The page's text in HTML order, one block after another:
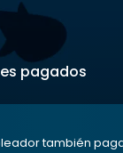
pagados
también